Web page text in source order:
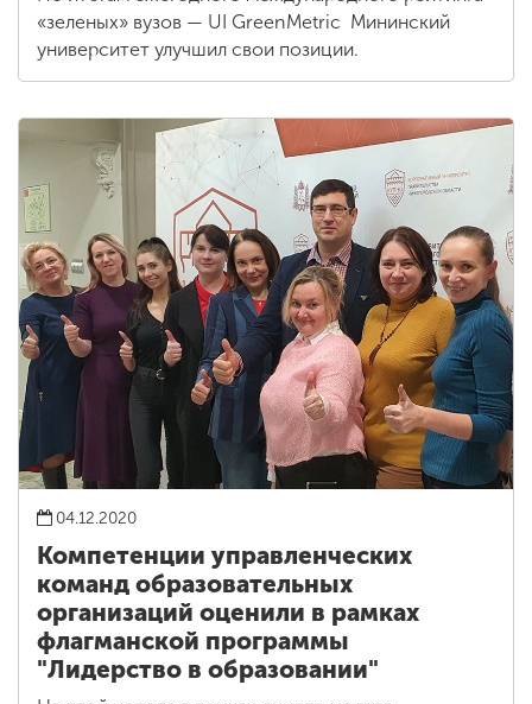
«зеленых» вузов — UI GreenMetric Мининский
университет улучшил свои позиции.
04.12.2020
Компетенции управленческих
команд образовательных
организаций оценили в рамках
флагманской программы
"Лидерство в образовании"